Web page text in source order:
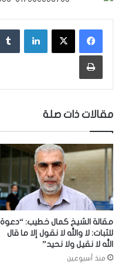
لينكدإن
طباعة
مقالات ذات صلة
مقالة الشيخ كمال خطيب: “دعوة
للثبات: لا والله لا نقول إلا ما قال
الله لا نقيل ولا نحيد”
منذ أسبوعين